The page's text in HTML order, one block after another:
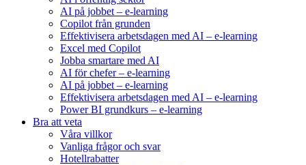
AI på jobbet – e-learning
Copilot från grunden
Effektivisera arbetsdagen med AI – e-learning
Excel med Copilot
Jobba smartare med AI
AI för chefer – e-learning
AI på jobbet – e-learning
Effektivisera arbetsdagen med AI – e-learning
Power BI grundkurs – e-learning
Bra att veta
Våra villkor
Vanliga frågor och svar
Hotellrabatter